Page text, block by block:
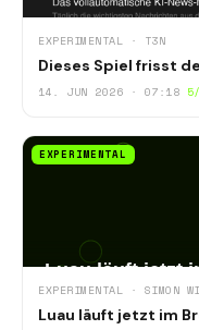
EXPERIMENTAL · T3N
Dieses Spiel frisst
14. JUN 2026 · 07:18
EXPERIMENTAL
EXPERIMENTAL · SIMON
Luau läuft jetzt im